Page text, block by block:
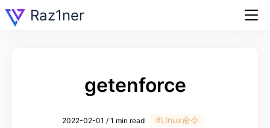
Raz1ner
getenforce
2022-02-01 / 1 min read #Linux命令